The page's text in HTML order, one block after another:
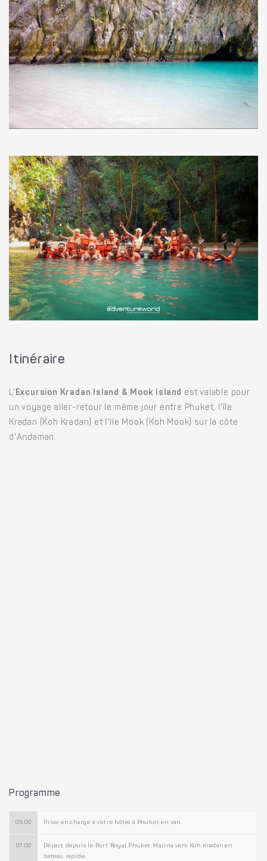
Itinéraire
L' Excursion Kradan Island & Mook Island est valable pour
un voyage aller-retour le même jour entre Phuket, l'île
Kradan (Koh Kradan) et l'île Mook (Koh Mook) sur la côte
d'Andaman.
Programme
05:00 Prise en charge à votre hôtel à Phuket en van.
07:00
Départ depuis le Port Royal Phuket Marina vers Koh Kradan en
bateau rapide.